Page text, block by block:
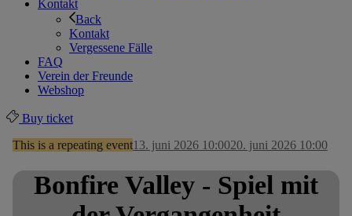
Kontakt
Back
Kontakt
Vergessene Fälle
FAQ
Verein der Freunde
Webshop
Buy ticket
This is a repeating event13. juni 2026 10:0020. juni 2026 10:00
Bonfire Valley - Spiel mit